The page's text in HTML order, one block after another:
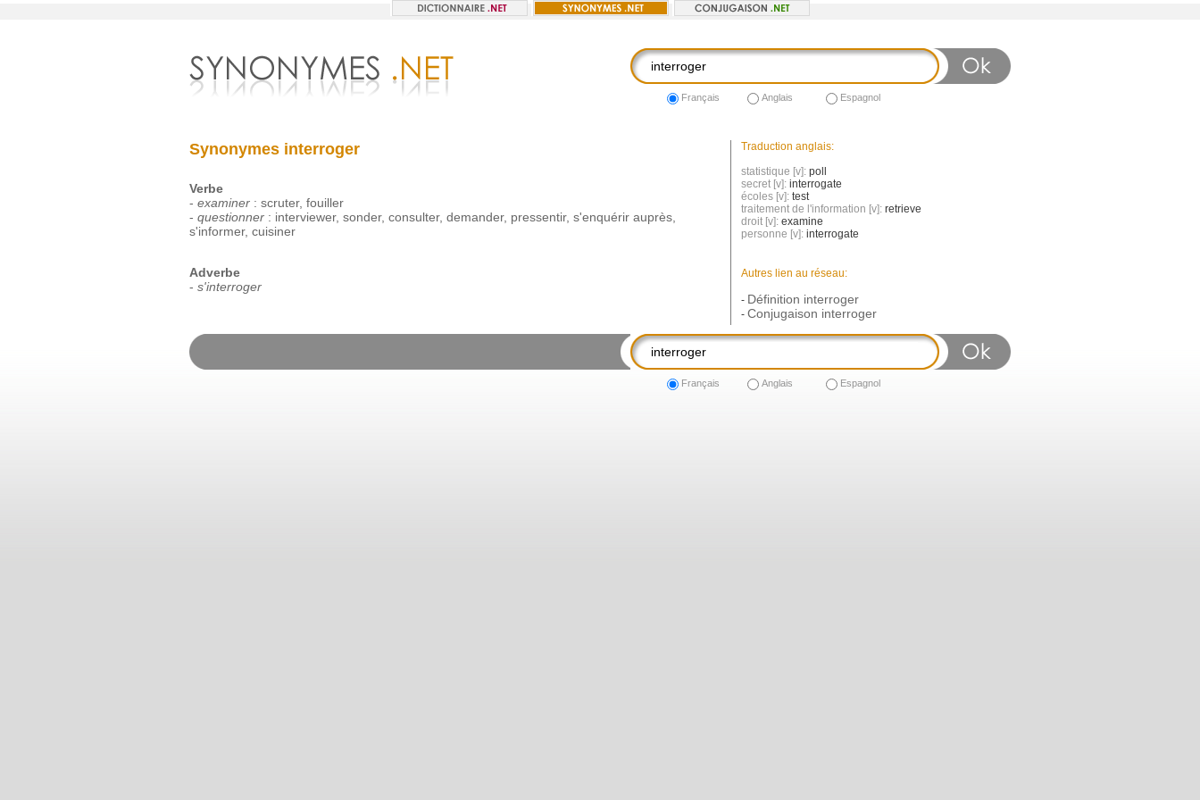
Français Anglais Espagnol
Synonymes interroger
Verbe
- examiner: scruter, fouiller
- questionner: interviewer, sonder, consulter, demander, pressentir, s'enquérir auprès,
s'informer, cuisiner
Adverbe
- s'interroger
Traduction anglais:
statistique [v]: poll
secret [v]: interrogate
écoles [v]: test
traitement de l'information [v]: retrieve
droit [v]: examine
personne [v]: interrogate
Autres lien au réseau:
- Définition interroger
- Conjugaison interroger
Français Anglais Espagnol